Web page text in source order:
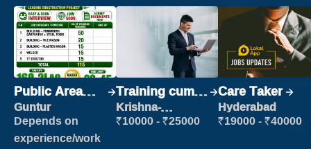
Public Area
Cleaner
Guntur
Depends on
experience/work
Training cum
Placement
Krishna-
vijayawada
₹10000 - ₹25000
Care Taker
Hyderabad
₹19000 - ₹40000